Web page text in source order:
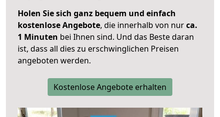
Holen Sie sich ganz bequem und einfach
kostenlose Angebote, die innerhalb von nurca.
1 Minuten bei Ihnen sind. Und das Beste daran
ist, dass all dies zu erschwinglichen Preisen
angeboten werden.
Kostenlose Angebote erhalten